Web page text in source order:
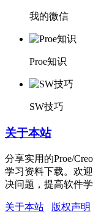
我的微信
Proe知识
SW技巧
关于本站
分享实用的Proe/
学习资料下载。欢
决问题，提高软件学
关于本站 版权声明